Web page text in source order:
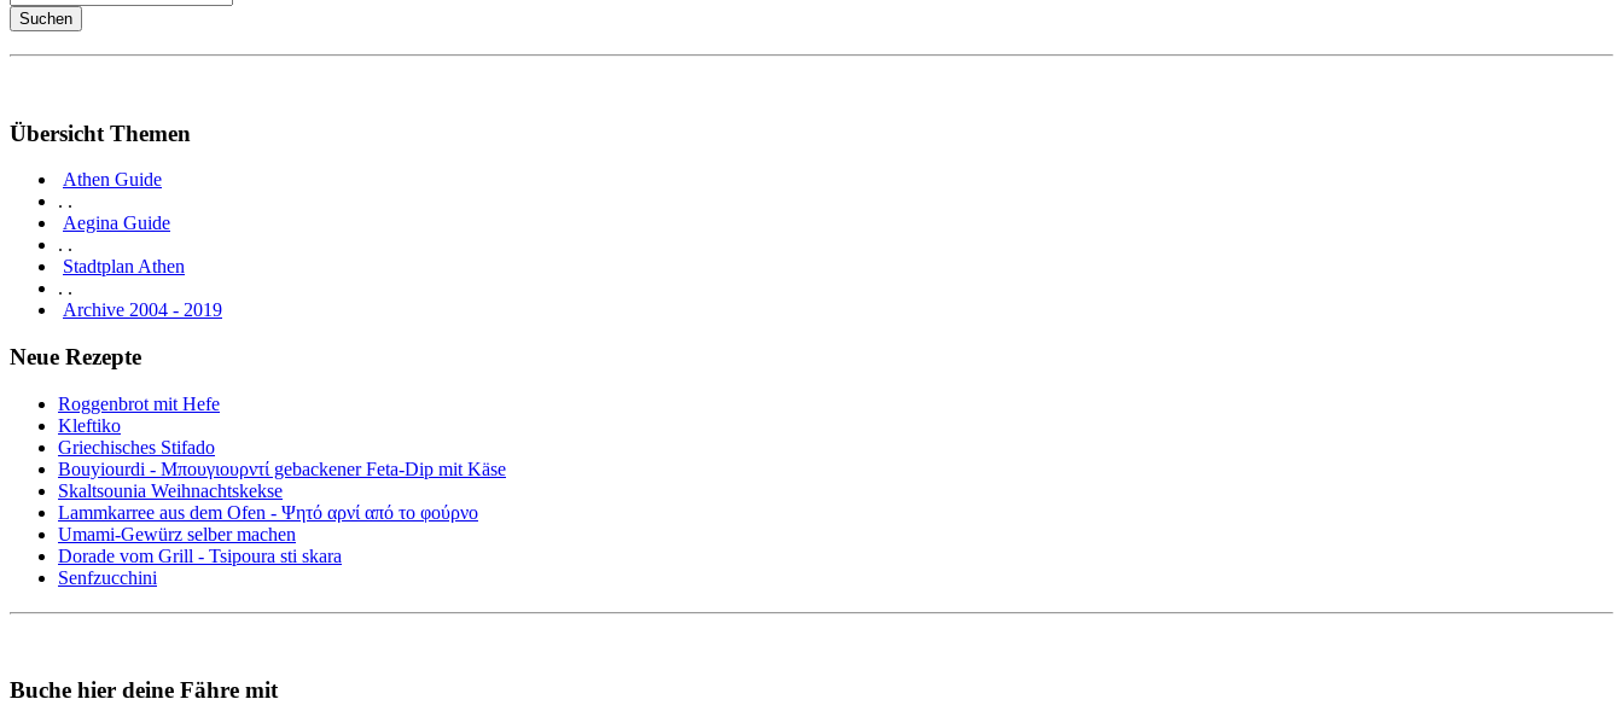
Übersicht Themen
Athen Guide
. .
Aegina Guide
. .
Stadtplan Athen
. .
Archive 2004 - 2019
Neue Rezepte
Roggenbrot mit Hefe
Kleftiko
Griechisches Stifado
Bouyiourdi - Μπουγιουρντί gebackener Feta-Dip mit Käse
Skaltsounia Weihnachtskekse
Lammkarree aus dem Ofen - Ψητό αρνί από το φούρνο
Umami-Gewürz selber machen
Dorade vom Grill - Tsipoura sti skara
Senfzucchini
Buche hier deine Fähre mit